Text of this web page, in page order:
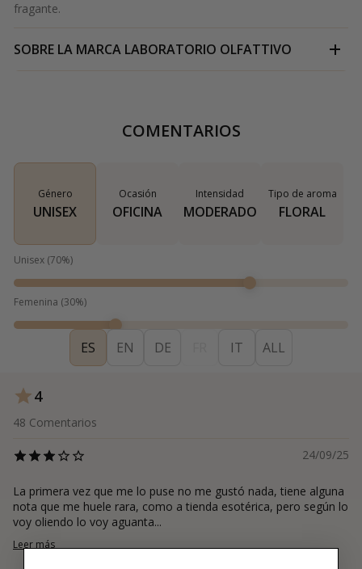
fragante.
SOBRE LA MARCA LABORATORIO OLFATTIVO
COMENTARIOS
Género
UNISEX
Ocasión
OFICINA
Intensidad
MODERADO
Tipo de aroma
FLORAL
Unisex (70%)
Femenina (30%)
ES EN DE IT ALL
4
48 Comentarios
24/09/25
La primera vez que me lo puse no me gustó nada, tiene alguna
nota que me huele rara, como a tienda esotérica, pero según lo
voy oliendo lo voy aguanta...
Leer más